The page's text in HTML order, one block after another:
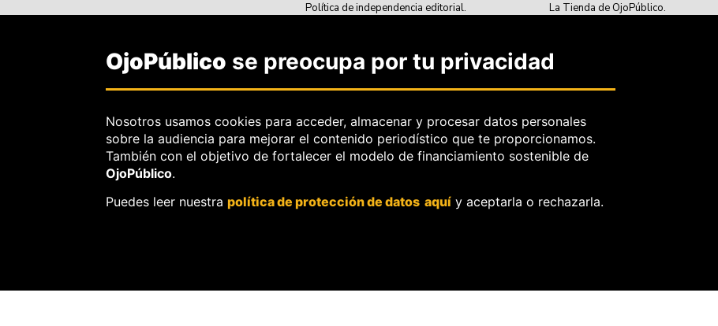
Política de independencia editorial.
Sobre el derecho de rectificación.
OjoBiónico: políticas y criterios de
Sobre libertad de información frente
a pedidos de retiro de contenidos.
La Tienda de OjoPúblico.
OjoPúblico se preocupa por tu privacidad
Nosotros usamos cookies para acceder, almacenar y procesar datos personales
sobre la audiencia para mejorar el contenido periodístico que te proporcionamos.
También con el objetivo de fortalecer el modelo de financiamiento sostenible de
OjoPúblico.
Puedes leer nuestrapolítica de protección de datos aquí y aceptarla o rechazarla.